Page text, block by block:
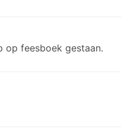
op feesboek gestaan.